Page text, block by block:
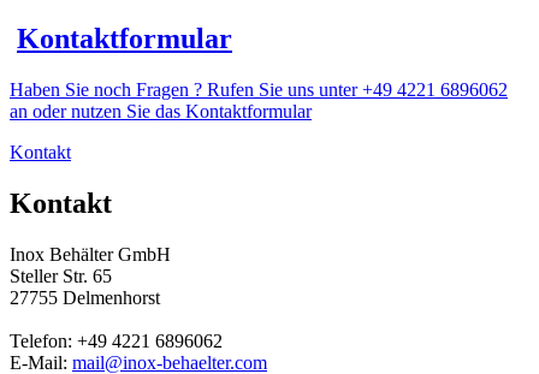
Kontaktformular
Haben Sie noch Fragen ? Rufen Sie uns unter +49 4221 6896062
an oder nutzen Sie das Kontaktformular
Kontakt
Kontakt
Inox Behälter GmbH
Steller Str. 65
27755 Delmenhorst
Telefon: +49 4221 6896062
E-Mail: mail@inox-behaelter.com